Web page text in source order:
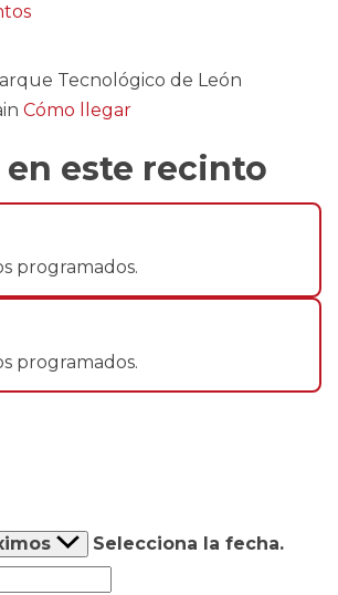
Tecnológico de León
Cómo llegar
en este recinto
programados.
programados.
Selecciona la fecha.